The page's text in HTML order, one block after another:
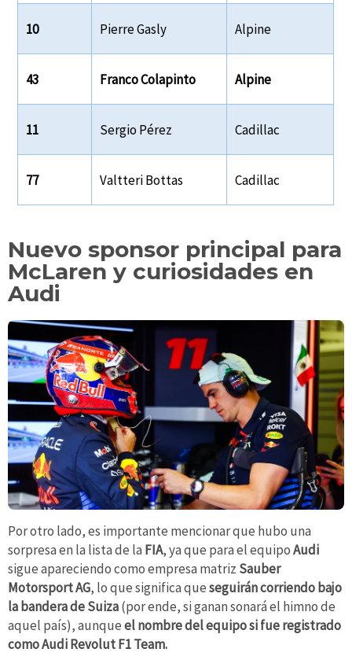
10 Pierre Gasly Alpine
43 Franco Colapinto Alpine
11 Sergio Pérez Cadillac
77 Valtteri Bottas Cadillac
Nuevo sponsor principal para
McLaren y curiosidades en
Audi
Por otro lado, es importante mencionar que hubo una
sorpresa en la lista de la FIA, ya que para el equipoAudi
sigue apareciendo como empresa matriz Sauber
Motorsport AG, lo que significa queseguirán corriendo bajo
la bandera de Suiza(por ende, si ganan sonará el himno de
aquel país), aunqueel nombre del equipo si fue registrado
como Audi Revolut F1 Team.